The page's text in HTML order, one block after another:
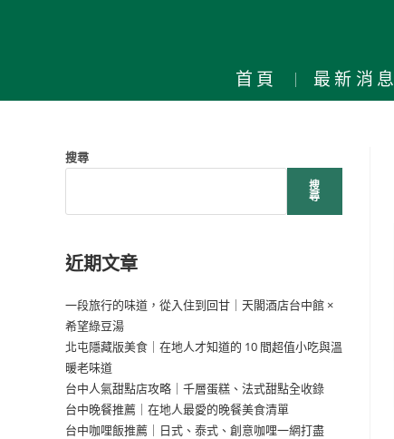
首頁 最新消息
搜尋
搜
尋
近期文章
一段旅行的味道，從入住到回甘｜天閣酒店台中館 ×
希望綠豆湯
北屯隱藏版美食｜在地人才知道的 10 間超值小吃與溫
暖老味道
台中人氣甜點店攻略｜千層蛋糕、法式甜點全收錄
台中晚餐推薦｜在地人最愛的晚餐美食清單
台中咖哩飯推薦｜日式、泰式、創意咖哩一網打盡